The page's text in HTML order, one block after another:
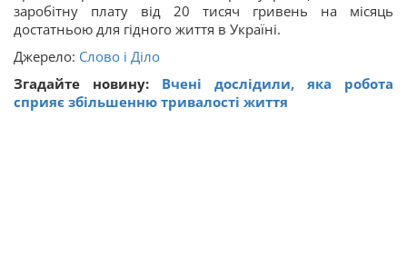
заробітну плату від 20 тисяч гривень на місяць
достатньою для гідного життя в Україні.
Джерело: Слово і Діло
Згадайте новину: Вчені дослідили, яка робота
сприяє збiльшенню тривалостi життя